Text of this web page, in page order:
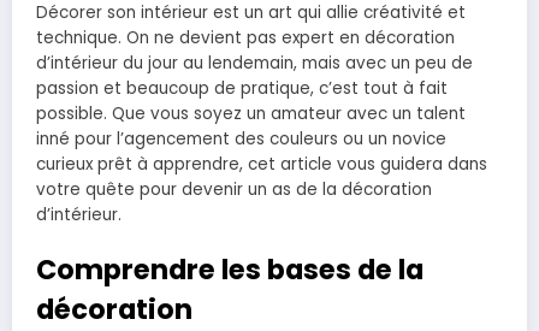
Décorer son intérieur est un art qui allie créativité et
technique. On ne devient pas expert en décoration
d’intérieur du jour au lendemain, mais avec un peu de
passion et beaucoup de pratique, c’est tout à fait
possible. Que vous soyez un amateur avec un talent
inné pour l’agencement des couleurs ou un novice
curieux prêt à apprendre, cet article vous guidera dans
votre quête pour devenir un as de la décoration
d’intérieur.
Comprendre les bases de la
décoration